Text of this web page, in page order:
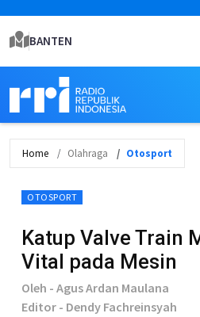
BANTEN
Home Olahraga Otosport
OTOSPORT
Katup Valve Train
Vital pada Mesin
Oleh - Agus Ardan Maulana
Editor - Dendy Fachreinsyah